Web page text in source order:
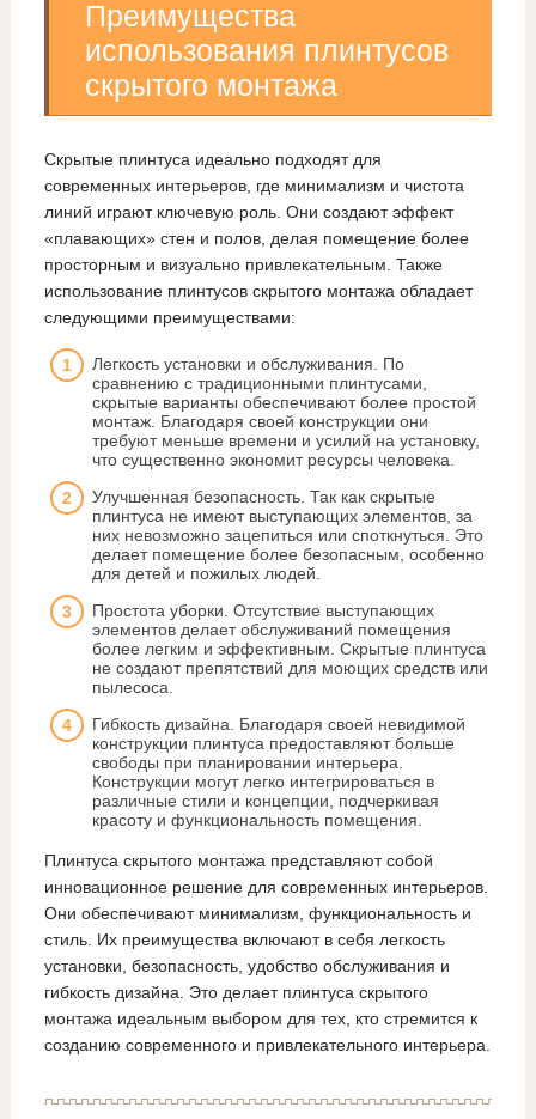
Преимущества
использования плинтусов
скрытого монтажа
Скрытые плинтуса идеально подходят для
современных интерьеров, где минимализм и чистота
линий играют ключевую роль. Они создают эффект
«плавающих» стен и полов, делая помещение более
просторным и визуально привлекательным. Также
использование плинтусов скрытого монтажа обладает
следующими преимуществами:
Легкость установки и обслуживания. По
сравнению с традиционными плинтусами,
скрытые варианты обеспечивают более простой
монтаж. Благодаря своей конструкции они
требуют меньше времени и усилий на установку,
что существенно экономит ресурсы человека.
Улучшенная безопасность. Так как скрытые
плинтуса не имеют выступающих элементов, за
них невозможно зацепиться или споткнуться. Это
делает помещение более безопасным, особенно
для детей и пожилых людей.
Простота уборки. Отсутствие выступающих
элементов делает обслуживаний помещения
более легким и эффективным. Скрытые плинтуса
не создают препятствий для моющих средств или
пылесоса.
Гибкость дизайна. Благодаря своей невидимой
конструкции плинтуса предоставляют больше
свободы при планировании интерьера.
Конструкции могут легко интегрироваться в
различные стили и концепции, подчеркивая
красоту и функциональность помещения.
Плинтуса скрытого монтажа представляют собой
инновационное решение для современных интерьеров.
Они обеспечивают минимализм, функциональность и
стиль. Их преимущества включают в себя легкость
установки, безопасность, удобство обслуживания и
гибкость дизайна. Это делает плинтуса скрытого
монтажа идеальным выбором для тех, кто стремится к
созданию современного и привлекательного интерьера.